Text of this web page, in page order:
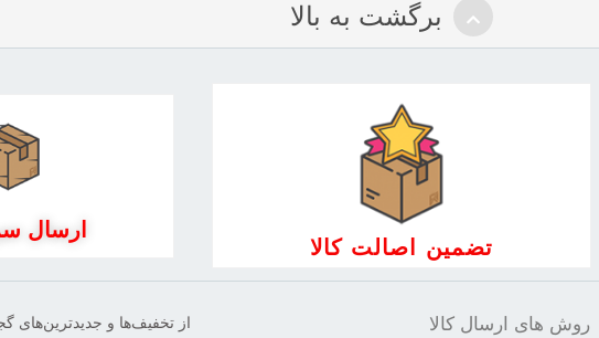
برگشت به بالا
تضمین اصالت کالا
ارسال
روش های ارسال کالا از تخفیف‌ها و جدیدترین‌های